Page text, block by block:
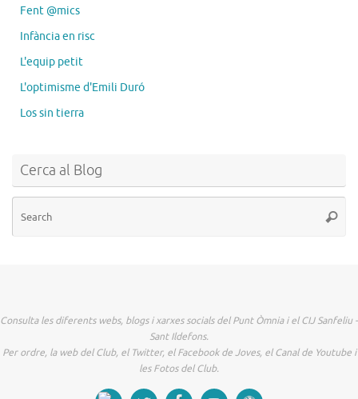
Fent @mics
Infància en risc
L'equip petit
L'optimisme d'Emili Duró
Los sin tierra
Cerca al Blog
Consulta les diferents webs, blogs i xarxes socials del Punt Òmnia i el CIJ Sanfeliu -
Sant Ildefons.
Per ordre, la web del Club, el Twitter, el Facebook de Joves, el Canal de Youtube i
les Fotos del Club.